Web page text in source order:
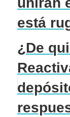
está
¿De